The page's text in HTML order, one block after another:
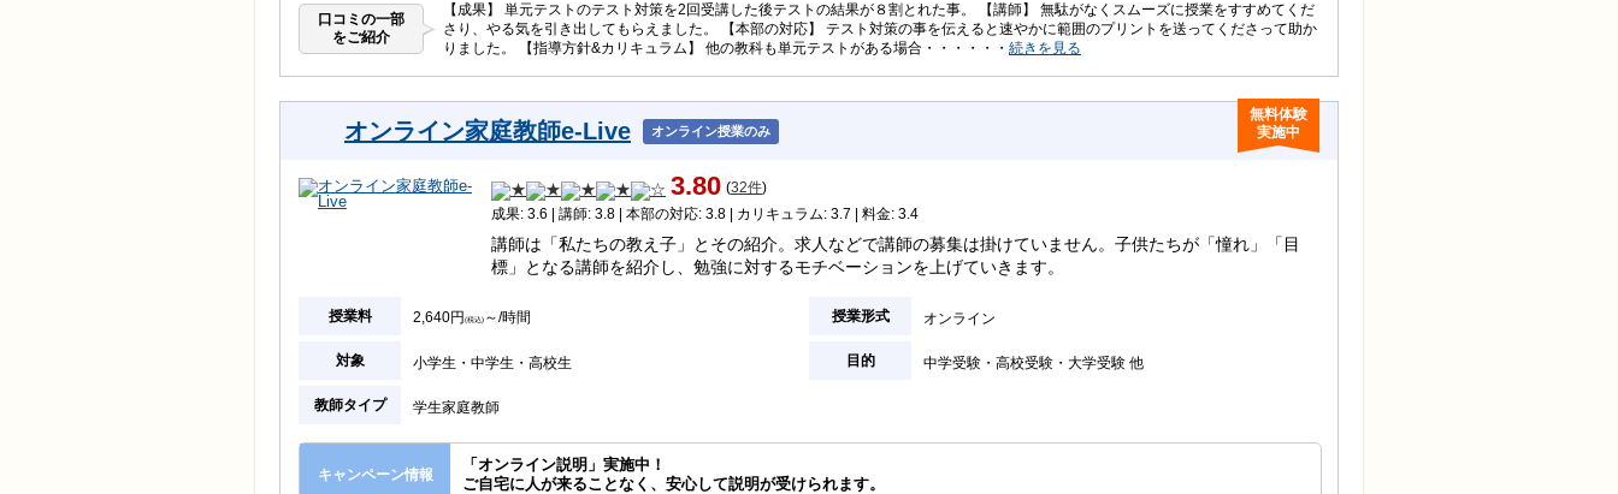
口コミの一部
をご紹介
【成果】 単元テストのテスト対策を2回受講した後テストの結果が８割とれた事。 【講師】 無駄がなくスムーズに授業をすすめてくだ
さり、やる気を引き出してもらえました。 【本部の対応】 テスト対策の事を伝えると速やかに範囲のプリントを送ってくださって助か
りました。 【指導方針&カリキュラム】 他の教科も単元テストがある場合・・・・・・ 続きを見る
オンライン家庭教師e-Live オンライン授業のみ
無料体験
実施中
3.80 (32件)
成果: 3.6 | 講師: 3.8 | 本部の対応: 3.8 | カリキュラム: 3.7 | 料金: 3.4
講師は「私たちの教え子」とその紹介。求人などで講師の募集は掛けていません。子供たちが「憧れ」「目
標」となる講師を紹介し、勉強に対するモチベーションを上げていきます。
授業料 2,640円 (税込) ～/時間 授業形式 オンライン
対象 小学生 中学生 高校生 目的 中学受験 高校受験 大学受験 他
教師タイプ 学生家庭教師
キャンペーン情報
「オンライン説明」実施中！
ご自宅に人が来ることなく、安心して説明が受けられます。